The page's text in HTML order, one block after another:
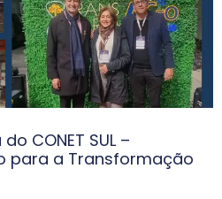
CONET SUL –
para a Transformação